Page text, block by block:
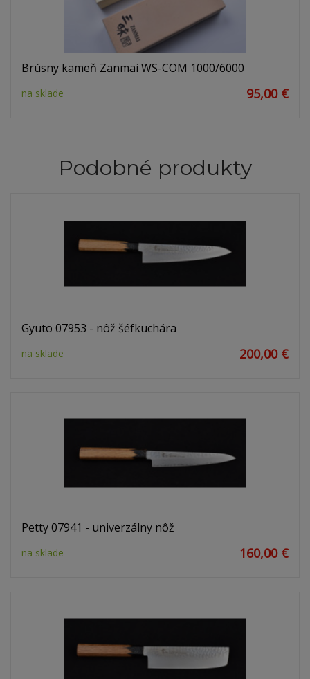
Brúsny kameň Zanmai WS-COM 1000/6000
na sklade 95,00 €
Podobné produkty
Gyuto 07953 - nôž šéfkuchára
na sklade 200,00 €
Petty 07941 - univerzálny nôž
na sklade 160,00 €